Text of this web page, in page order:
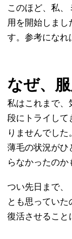
このほど、私
用を開始しまし
す。参考になれ
なぜ、
私はこれまで、
段にトライして
りませんでした
薄毛の状況がひ
らなかったのか
つい先日まで、
とも思ってい
復活させること